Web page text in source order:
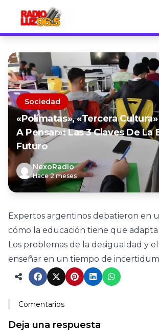
Sociedad
«Polímatas», «tercera
A Pensar»: Las 3 Claves De La
Futuro
NexoRadio
Hace 2 meses
Expertos argentinos debatieron en
cómo la educación tiene que
Los problemas de la desigualdad y
enseñar en un tiempo de
Comentarios
Deja una respuesta